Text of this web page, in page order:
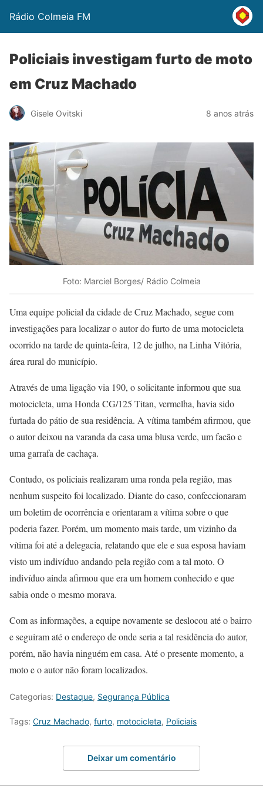
Rádio Colmeia FM
Policiais investigam furto de moto
em Cruz Machado
Gisele Ovitski 8 anos atrás
Foto: Marciel Borges/ Rádio Colmeia
Uma equipe policial da cidade de Cruz Machado, segue com
investigações para localizar o autor do furto de uma motocicleta
ocorrido na tarde de quinta-feira, 12 de julho, na Linha Vitória,
área rural do município.
Através de uma ligação via 190, o solicitante informou que sua
motocicleta, uma Honda CG/125 Titan, vermelha, havia sido
furtada do pátio de sua residência. A vítima também afirmou, que
o autor deixou na varanda da casa uma blusa verde, um facão e
uma garrafa de cachaça.
Contudo, os policiais realizaram uma ronda pela região, mas
nenhum suspeito foi localizado. Diante do caso, confeccionaram
um boletim de ocorrência e orientaram a vítima sobre o que
poderia fazer. Porém, um momento mais tarde, um vizinho da
vítima foi até a delegacia, relatando que ele e sua esposa haviam
visto um indivíduo andando pela região com a tal moto. O
indivíduo ainda afirmou que era um homem conhecido e que
sabia onde o mesmo morava.
Com as informações, a equipe novamente se deslocou até o bairro
e seguiram até o endereço de onde seria a tal residência do autor,
porém, não havia ninguém em casa. Até o presente momento, a
moto e o autor não foram localizados.
Categorias: Destaque, Segurança Pública
Tags: Cruz Machado, furto, motocicleta, Policiais
Deixar um comentário